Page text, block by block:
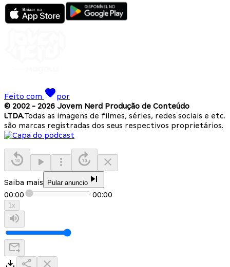
Feito com
por
© 2002 - 2026 Jovem Nerd Produção de Conteúdo
LTDA.Todas as imagens de filmes, séries, redes sociais e etc.
são marcas registradas dos seus respectivos proprietários.
Saiba mais Pular anuncio
00:00 00:00
1x